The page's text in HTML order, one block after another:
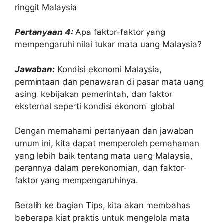
ringgit Malaysia
Pertanyaan 4: Apa faktor-faktor yang
mempengaruhi nilai tukar mata uang Malaysia?
Jawaban: Kondisi ekonomi Malaysia,
permintaan dan penawaran di pasar mata uang
asing, kebijakan pemerintah, dan faktor
eksternal seperti kondisi ekonomi global
Dengan memahami pertanyaan dan jawaban
umum ini, kita dapat memperoleh pemahaman
yang lebih baik tentang mata uang Malaysia,
perannya dalam perekonomian, dan faktor-
faktor yang mempengaruhinya.
Beralih ke bagian Tips, kita akan membahas
beberapa kiat praktis untuk mengelola mata